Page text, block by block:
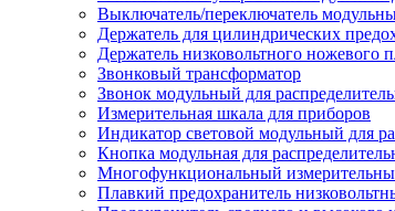
Выключатель/переключатель
Держатель для цилиндрических
Держатель низковольтного ножевого
Звонковый трансформатор
Звонок модульный для
Измерительная шкала для приборов
Индикатор световой модульный для
Кнопка модульная для
Многофункциональный
Плавкий предохранитель